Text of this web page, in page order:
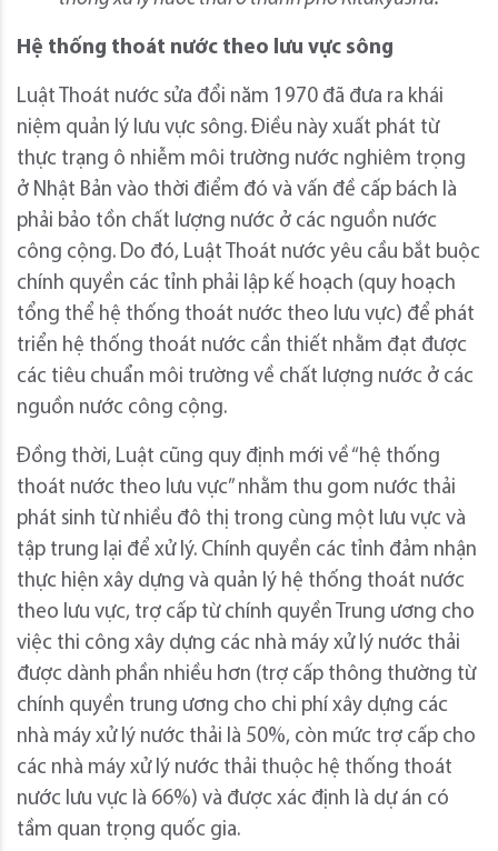
Hệ thống thoát nước theo lưu vực sông
Luật Thoát nước sửa đổi năm 1970 đã đưa ra khái
niệm quản lý lưu vực sông. Điều này xuất phát từ
thực trạng ô nhiễm môi trường nước nghiêm trọng
ở Nhật Bản vào thời điểm đó và vấn đề cấp bách là
phải bảo tồn chất lượng nước ở các nguồn nước
công cộng. Do đó, Luật Thoát nước yêu cầu bắt buộc
chính quyền các tỉnh phải lập kế hoạch (quy hoạch
tổng thể hệ thống thoát nước theo lưu vực) để phát
triển hệ thống thoát nước cần thiết nhằm đạt được
các tiêu chuẩn môi trường về chất lượng nước ở các
nguồn nước công cộng.
Đồng thời, Luật cũng quy định mới về “hệ thống
thoát nước theo lưu vực” nhằm thu gom nước thải
phát sinh từ nhiều đô thị trong cùng một lưu vực và
tập trung lại để xử lý. Chính quyền các tỉnh đảm nhận
thực hiện xây dựng và quản lý hệ thống thoát nước
theo lưu vực, trợ cấp từ chính quyền Trung ương cho
việc thi công xây dựng các nhà máy xử lý nước thải
được dành phần nhiều hơn (trợ cấp thông thường từ
chính quyền trung ương cho chi phí xây dựng các
nhà máy xử lý nước thải là 50%, còn mức trợ cấp cho
các nhà máy xử lý nước thải thuộc hệ thống thoát
nước lưu vực là 66%) và được xác định là dự án có
tầm quan trọng quốc gia.